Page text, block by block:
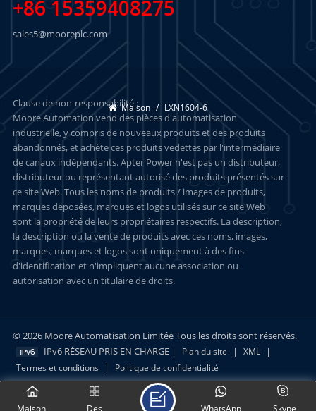
Maison / LXN1604-6
+86 15359408275
sales5@mooreplc.com
Clause de non-responsabilité :
Moore Automation vend des pièces d'automatisation
industrielle, y compris de nouveaux produits et des produits
abandonnés, et achète ces produits vedettes par l'intermédiaire
de canaux indépendants. Apter Power n'est pas un distributeur,
distributeur ou représentant autorisé des produits présentés sur
ce site Web. Tous les noms de produits / images de produits,
marques déposées, marques et logos utilisés sur ce site Web
sont la propriété de leurs propriétaires respectifs. La description,
la description ou la vente de produits avec ces noms, images,
marques, marques et logos sont uniquement à des fins
d'identification et n'impliquent aucune association ou
autorisation avec un titulaire de droits.
© 2026 Moore Automatisation Limitée Tous les droits sont réservés.
IPv6 RÉSEAU PRIS EN CHARGE |
Plan du site | XML |
Termes et conditions | Politique de confidentialité
Maison Des Skype
WhatsApp